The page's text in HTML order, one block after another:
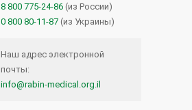
8 800 775-24-86 (из России)
0 800 80-11-87 (из Украины)
Наш адрес электронной
почты:
info@rabin-medical.org.il